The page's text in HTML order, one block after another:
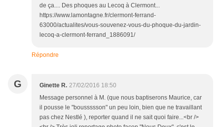
de ça.... Des phoques au Lecoq à Clermont...
https://www.lamontagne.fr/clermont-ferrand-
63000/actualites/vous-souvenez-vous-du-phoque-du-jardin-
lecoq-a-clermont-ferrand_1886091/
Répondre
G Ginette R. 27/02/2016 18:50
Message personnel à M. (que nous baptiserons Maurice, car
il pousse le "boussssson" un peu loin, bien que ne travaillant
pas chez Nestlé ), reporter quand il ne sait quoi faire...<br />